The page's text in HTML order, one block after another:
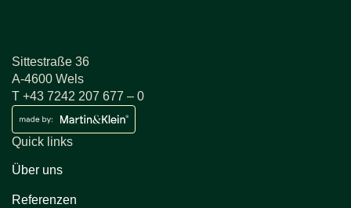
Sittestraße 36
A-4600 Wels
T +43 7242 207 677 – 0
Quick links
Über uns
Referenzen